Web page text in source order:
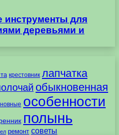
для
деревьями и
крестовник лапчатка
обыкновенная
особенности
полынь
ремонт советы